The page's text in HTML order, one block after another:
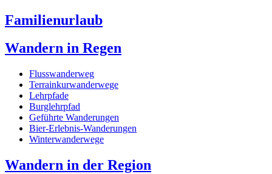
Familienurlaub
Wandern in Regen
Flusswanderweg
Terrainkurwanderwege
Lehrpfade
Burglehrpfad
Geführte Wanderungen
Bier-Erlebnis-Wanderungen
Winterwanderwege
Wandern in der Region